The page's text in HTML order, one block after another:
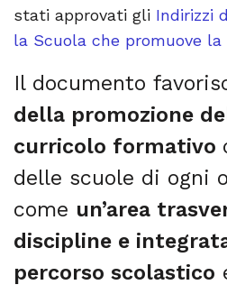
stati approvati gli Indirizzi
la Scuola che promuove
Il documento
della promozione
curricolo formativo
delle scuole di ogni
come un’area
discipline e
percorso scolastico